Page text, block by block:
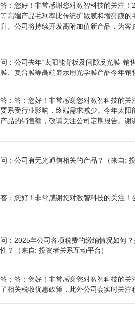
答： 您好！非常感谢您对激智科技的关注
等高端产品毛利率比传统扩散膜和增亮膜
升。公司将持续开发高附加值新产品，为客
问： 公司去年“太阳能背板及间隙反光膜”
膜、复合膜等高端显示用光学膜产品今年销
答： 答：您好！非常感谢您对激智科技的关
要系受行业影响，终端需求减少。今年太
产品的销售额，敬请关注公司定期报告。谢
问： 公司有无光通信相关的产品？ （来自:
答： 您好！非常感谢您对激智科技的关注！
问： 2025年公司各项税费的缴纳情况如何
性？
（来自: 投资者关系互动平台）
答： 答：您好！非常感谢您对激智科技的
了相关税收优惠政策，此外公司会实时关注